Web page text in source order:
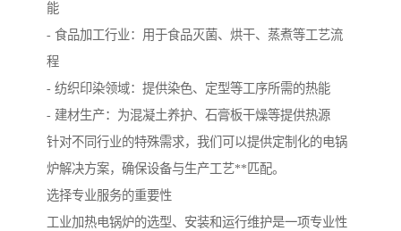
能
- 食品加工行业：用于食品灭菌、烘干、蒸煮等工艺流
程
- 纺织印染领域：提供染色、定型等工序所需的热能
- 建材生产：为混凝土养护、石膏板干燥等提供热源
针对不同行业的特殊需求，我们可以提供定制化的电锅
炉解决方案，确保设备与生产工艺**匹配。
选择专业服务的重要性
工业加热电锅炉的选型、安装和运行维护是一项专业性